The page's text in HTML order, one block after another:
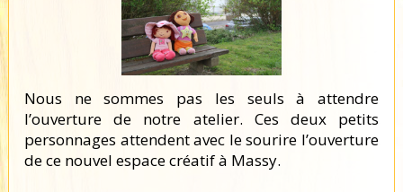
Nous ne sommes pas les seuls à attendre
l’ouverture de notre atelier. Ces deux petits
personnages attendent avec le sourire l’ouverture
de ce nouvel espace créatif à Massy.